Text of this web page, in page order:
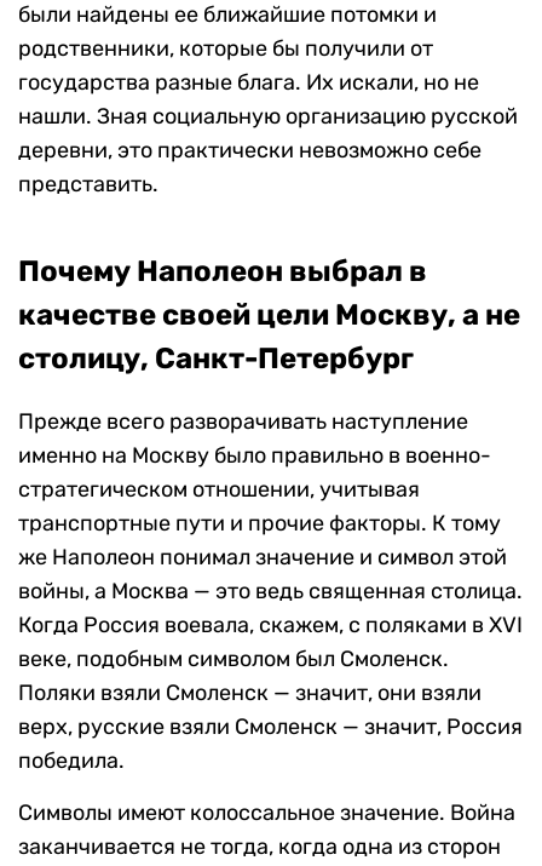
были найдены ее ближайшие потомки и
родственники, которые бы получили от
государства разные блага. Их искали, но не
нашли. Зная социальную организацию русской
деревни, это практически невозможно себе
представить.
Почему Наполеон выбрал в
качестве своей цели Москву, а не
столицу, Санкт-Петербург
Прежде всего разворачивать наступление
именно на Москву было правильно в военно-
стратегическом отношении, учитывая
транспортные пути и прочие факторы. К тому
же Наполеон понимал значение и символ этой
войны, а Москва — это ведь священная столица.
Когда Россия воевала, скажем, с поляками в XVI
веке, подобным символом был Смоленск.
Поляки взяли Смоленск — значит, они взяли
верх, русские взяли Смоленск — значит, Россия
победила.
Символы имеют колоссальное значение. Война
заканчивается не тогда, когда одна из сторон